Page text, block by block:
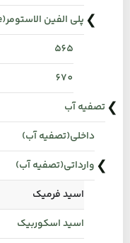
پلی الفین الاستومر(poe)
565
670
تصفیه آب
داخلی(تصفیه آب)
وارداتی(تصفیه آب)
اسید فرمیک
اسید اسکوربیک